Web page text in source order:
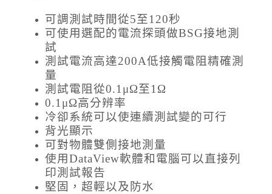
可調測試時間從5至120秒
可使用選配的電流探頭做BSG接地測
試
測試電流高達200A低接觸電阻精確測
量
測試電阻從0.1μΩ至1Ω
0.1μΩ高分辨率
冷卻系統可以使連續測試變的可行
背光顯示
可對物體雙側接地測量
使用DataView軟體和電腦可以直接列
印測試報告
堅固，超輕以及防水